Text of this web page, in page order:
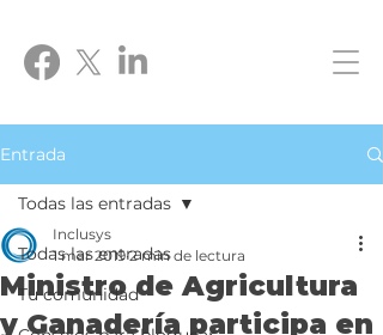
Entrada
Todas las entradas
Tu comunidad
Todas las entradas
Ministro de Agricultura
y Ganadería participa en
Inclusys
1 mar 2019 2 min de lectura